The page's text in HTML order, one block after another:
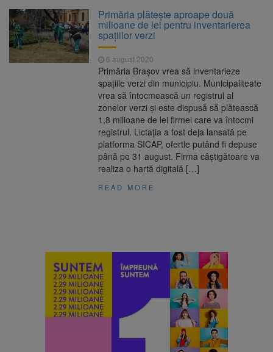
propriul record mondial. Betty Bromage a
zburat din nou pe aripa unui avion
9 august 2026
Avocații fraților Andrew și
Tristan Tate cer eliberarea lor pe cauțiune în
Se schimbă examenul de
medic specialist. Subiecte unice în toată țara,
aceeași oră și același barem
Se schimbă regulile pentru
capsulele de cafea și ambalajele de unică
folosință. Noul regulament UE se aplică din 12
Primăria plătește aproape două
milioane de lei pentru inventarierea
spațiilor verzi
6 august 2020
Primăria Brașov vrea să inventarieze
spațiile verzi din municipiu. Municipaliteate
vrea să întocmească un registrul al
zonelor verzi și este dispusă să plătească
1,8 milioane de lei firmei care va întocmi
registrul. Lictația a fost deja lansată pe
platforma SICAP, ofertle putând fi depuse
până pe 31 august. Firma câștigătoare va
realiza o hartă digitală […]
READ MORE